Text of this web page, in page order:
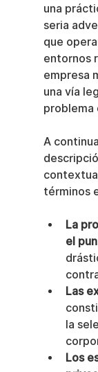
una
seria
que
entornos
empresa
una vía
problema
A
términos
La
el
Las
la
Los